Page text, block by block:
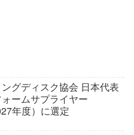
グディスク協会 日本代表
ームサプライヤー
年度）に選定